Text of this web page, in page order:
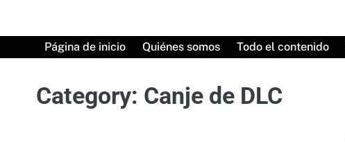
content Página de inicio Quiénes somos Todo el contenido
Category: Canje de DLC